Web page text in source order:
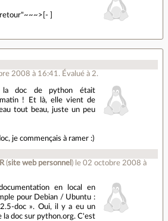
]
2008 à 16:41 . Évalué à 2.
la doc de python était
matin ! Et là, elle vient de
tout beau, juste un peu
je commençais à ramer :)
(site web personnel ) le 02 octobre 2008 à
en local en
pour Debian / Ubuntu :
doc ». Oui, il y a eu un
la doc sur python.org. C'est